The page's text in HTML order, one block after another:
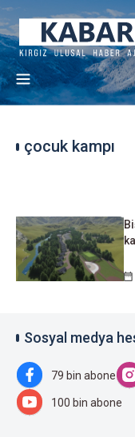
çocuk kampı
Sosyal medya
79 bin abone
100 bin abone